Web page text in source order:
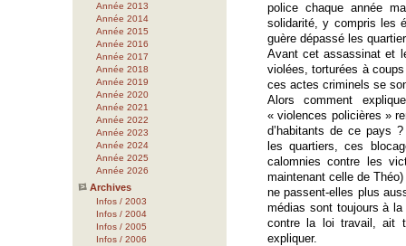
Année 2013
Année 2014
Année 2015
Année 2016
Année 2017
Année 2018
Année 2019
Année 2020
Année 2021
Année 2022
Année 2023
Année 2024
Année 2025
Année 2026
Archives
Infos / 2003
Infos / 2004
Infos / 2005
Infos / 2006
police chaque année
solidarité, y compris les
guère dépassé les
Avant cet assassinat et
violées, torturées à
ces actes criminels se
Alors comment
« violences policières »
d’habitants de ce pays
les quartiers, ces
calomnies contre les
maintenant celle de
ne passent-elles plus
médias sont toujours à
contre la loi travail, ait
expliquer.